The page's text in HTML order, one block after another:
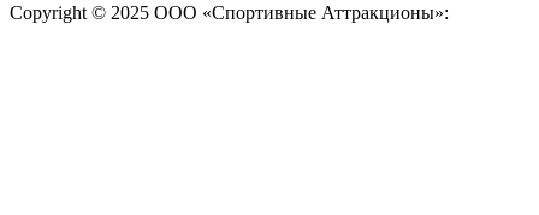
Copyright © 2025 ООО «Спортивные Аттракционы»: